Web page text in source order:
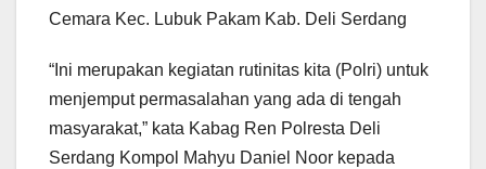
Cemara Kec. Lubuk Pakam Kab. Deli Serdang
“Ini merupakan kegiatan rutinitas kita (Polri) untuk
menjemput permasalahan yang ada di tengah
masyarakat,” kata Kabag Ren Polresta Deli
Serdang Kompol Mahyu Daniel Noor kepada